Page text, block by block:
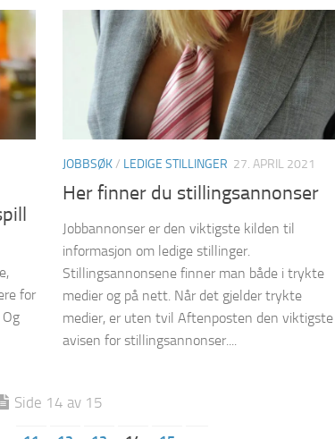
for
JOBBSØK/ LEDIGE STILLINGER 27. APRIL 2021
Her finner du stillingsannonser
Jobbannonser er den viktigste kilden til
informasjon om ledige stillinger.
Stillingsannonsene finner man både i trykte
medier og på nett. Når det gjelder trykte
medier, er uten tvil Aftenposten den viktigste
avisen for stillingsannonser....
Side 14 av 15